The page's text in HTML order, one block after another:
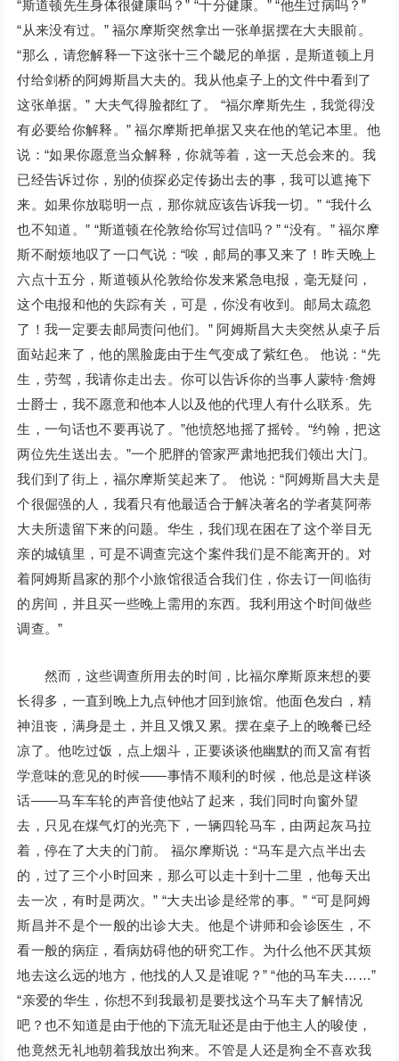
“斯道顿先生身体很健康吗？” “十分健康。” “他生过病吗？”
“从来没有过。” 福尔摩斯突然拿出一张单据摆在大夫眼前。
“那么，请您解释一下这张十三个畿尼的单据，是斯道顿上月
付给剑桥的阿姆斯昌大夫的。我从他桌子上的文件中看到了
这张单据。” 大夫气得脸都红了。 “福尔摩斯先生，我觉得没
有必要给你解释。” 福尔摩斯把单据又夹在他的笔记本里。他
说：“如果你愿意当众解释，你就等着，这一天总会来的。我
已经告诉过你，别的侦探必定传扬出去的事，我可以遮掩下
来。如果你放聪明一点，那你就应该告诉我一切。” “我什么
也不知道。” “斯道顿在伦敦给你写过信吗？” “没有。” 福尔摩
斯不耐烦地叹了一口气说：“唉，邮局的事又来了！昨天晚上
六点十五分，斯道顿从伦敦给你发来紧急电报，毫无疑问，
这个电报和他的失踪有关，可是，你没有收到。邮局太疏忽
了！我一定要去邮局责问他们。” 阿姆斯昌大夫突然从桌子后
面站起来了，他的黑脸庞由于生气变成了紫红色。 他说：“先
生，劳驾，我请你走出去。你可以告诉你的当事人蒙特·詹姆
士爵士，我不愿意和他本人以及他的代理人有什么联系。先
生，一句话也不要再说了。”他愤怒地摇了摇铃。“约翰，把这
两位先生送出去。”一个肥胖的管家严肃地把我们领出大门。
我们到了街上，福尔摩斯笑起来了。 他说：“阿姆斯昌大夫是
个很倔强的人，我看只有他最适合于解决著名的学者莫阿蒂
大夫所遗留下来的问题。华生，我们现在困在了这个举目无
亲的城镇里，可是不调查完这个案件我们是不能离开的。对
着阿姆斯昌家的那个小旅馆很适合我们住，你去订一间临街
的房间，并且买一些晚上需用的东西。我利用这个时间做些
调查。”
然而，这些调查所用去的时间，比福尔摩斯原来想的要
长得多，一直到晚上九点钟他才回到旅馆。他面色发白，精
神沮丧，满身是土，并且又饿又累。摆在桌子上的晚餐已经
凉了。他吃过饭，点上烟斗，正要谈谈他幽默的而又富有哲
学意味的意见的时候——事情不顺利的时候，他总是这样谈
话——马车车轮的声音使他站了起来，我们同时向窗外望
去，只见在煤气灯的光亮下，一辆四轮马车，由两起灰马拉
着，停在了大夫的门前。 福尔摩斯说：“马车是六点半出去
的，过了三个小时回来，那么可以走十到十二里，他每天出
去一次，有时是两次。” “大夫出诊是经常的事。” “可是阿姆
斯昌并不是个一般的出诊大夫。他是个讲师和会诊医生，不
看一般的病症，看病妨碍他的研究工作。为什么他不厌其烦
地去这么远的地方，他找的人又是谁呢？” “他的马车夫……”
“亲爱的华生，你想不到我最初是要找这个马车夫了解情况
吧？也不知道是由于他的下流无耻还是由于他主人的唆使，
他竟然无礼地朝着我放出狗来。不管是人还是狗全不喜欢我